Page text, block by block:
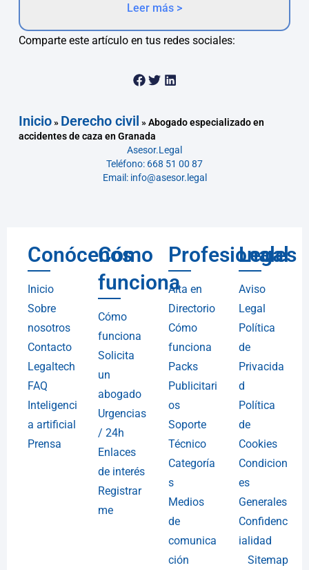
Leer más >
Comparte este artículo en tus redes sociales:
Inicio» Derecho civil »Abogado especializado en
accidentes de caza en Granada
Asesor.Legal
Teléfono: 668 51 00 87
Email: info@asesor.legal
Conócenos
Inicio
Sobre
nosotros
Contacto
Legaltech
FAQ
Inteligenci
a artificial
Prensa
Cómo
funciona
Cómo
funciona
Solicita
un
abogado
Urgencias
/ 24h
Enlaces
de interés
Registrar
me
Profesionales
Alta en
Directorio
Cómo
funciona
Packs
Publicitari
os
Soporte
Técnico
Categoría
s
Medios
de
comunica
ción
Legal
Aviso
Legal
Política
de
Privacida
d
Política
de
Cookies
Condicion
es
Generales
Confidenc
ialidad
Sitemap